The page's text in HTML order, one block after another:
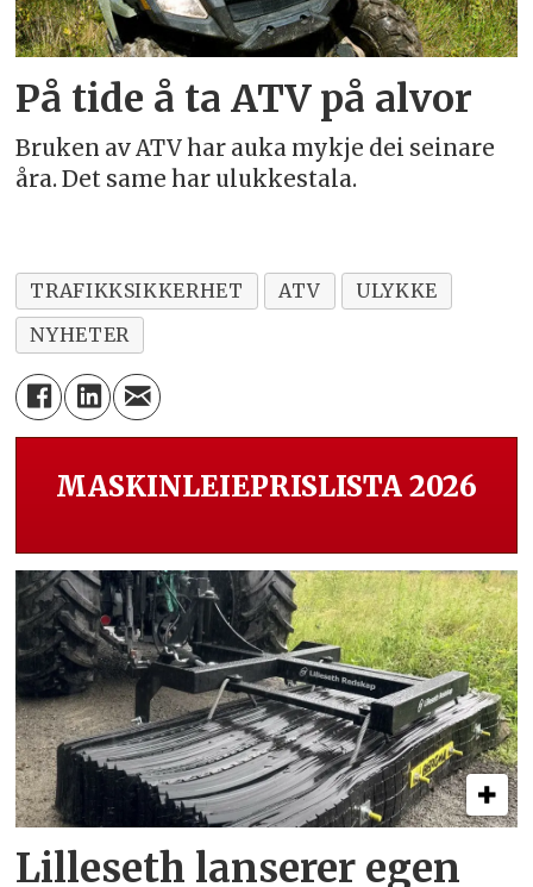
På tide å ta ATV på alvor
Bruken av ATV har auka mykje dei seinare
åra. Det same har ulukkestala.
TRAFIKKSIKKERHET ATV
ULYKKE
NYHETER
MASKINLEIEPRISLISTA 2026
Lilleseth lanserer egen